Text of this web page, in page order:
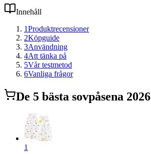
Innehåll
1Produktrecensioner
2Köpguide
3Användning
4Att tänka på
5Vår testmetod
6Vanliga frågor
De 5 bästa sovpåsena 2026
1